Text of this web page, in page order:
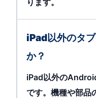
ります。
iPad以外のタ
か？
iPad以外の
です。機種や部品